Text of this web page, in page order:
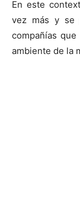
En este
vez más y se
compañías
ambiente de la